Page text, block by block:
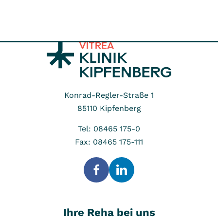
Konrad-Regler-Straße 1
85110 Kipfenberg
Tel: 08465 175-0
Fax: 08465 175-111
Ihre Reha bei uns